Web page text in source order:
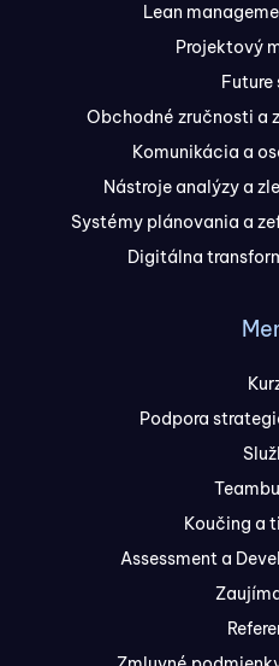
Lean
Projektový
Future
Obchodné zručnosti a
Komunikácia a
Nástroje analýzy a
Systémy plánovania a
Digitálna
Podpora
Koučing a
Assessment a